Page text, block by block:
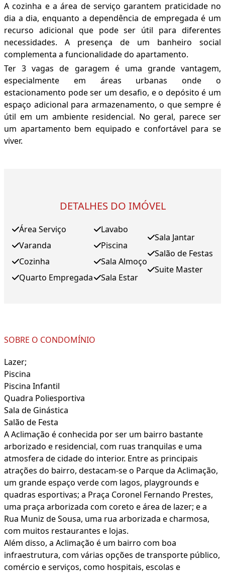
A cozinha e a área de serviço garantem praticidade no
dia a dia, enquanto a dependência de empregada é um
recurso adicional que pode ser útil para diferentes
necessidades. A presença de um banheiro social
complementa a funcionalidade do apartamento.
Ter 3 vagas de garagem é uma grande vantagem,
especialmente em áreas urbanas onde o
estacionamento pode ser um desafio, e o depósito é um
espaço adicional para armazenamento, o que sempre é
útil em um ambiente residencial. No geral, parece ser
um apartamento bem equipado e confortável para se
viver.
DETALHES DO IMÓVEL
Área Serviço
Varanda
Cozinha
Quarto Empregada
Lavabo
Piscina
Sala Almoço
Sala Estar
Sala Jantar
Salão de Festas
Suite Master
SOBRE O CONDOMÍNIO
Lazer;
Piscina
Piscina Infantil
Quadra Poliesportiva
Sala de Ginástica
Salão de Festa
A Aclimação é conhecida por ser um bairro bastante
arborizado e residencial, com ruas tranquilas e uma
atmosfera de cidade do interior. Entre as principais
atrações do bairro, destacam-se o Parque da Aclimação,
um grande espaço verde com lagos, playgrounds e
quadras esportivas; a Praça Coronel Fernando Prestes,
uma praça arborizada com coreto e área de lazer; e a
Rua Muniz de Sousa, uma rua arborizada e charmosa,
com muitos restaurantes e lojas.
Além disso, a Aclimação é um bairro com boa
infraestrutura, com várias opções de transporte público,
comércio e serviços, como hospitais, escolas e